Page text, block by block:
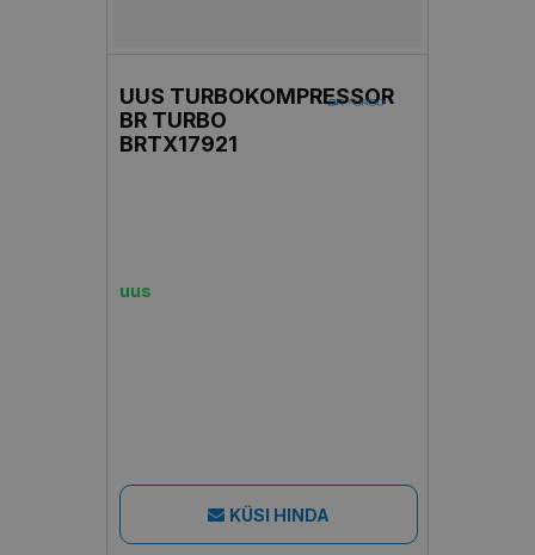
UUS TURBOKOMPRESSOR
BR TURBO
BRTX17921
uus
KÜSI HINDA